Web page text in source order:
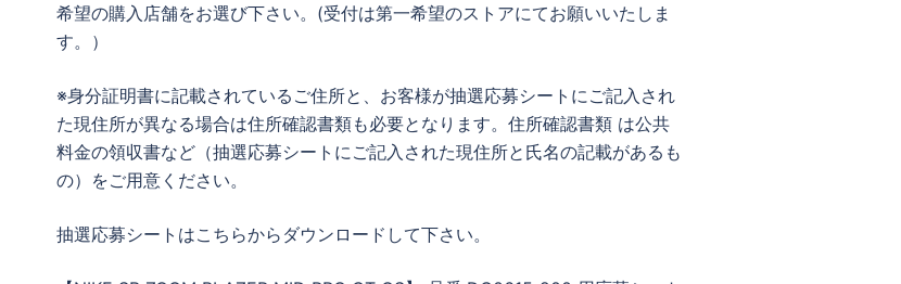
希望の購入店舗をお選び下さい。(受付は第一希望のストアにてお願いいたしま
す。）
※身分証明書に記載されているご住所と、お客様が抽選応募シートにご記入され
た現住所が異なる場合は住所確認書類も必要となります。住所確認書類 は公共
料金の領収書など（抽選応募シートにご記入された現住所と氏名の記載があるも
の）をご用意ください。
抽選応募シートはこちらからダウンロードして下さい。